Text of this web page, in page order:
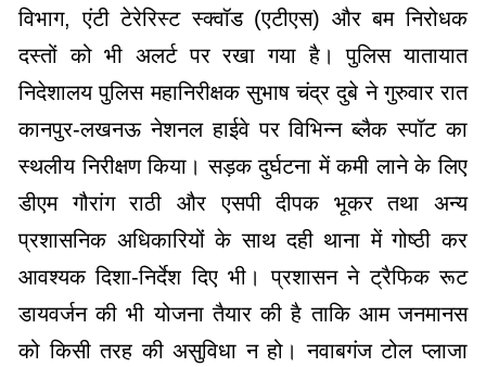
विभाग, एंटी टेरेरिस्ट स्क्वॉड (एटीएस) और बम निरोधक
दस्तों को भी अलर्ट पर रखा गया है। पुलिस यातायात
निदेशालय पुलिस महानिरीक्षक सुभाष चंद्र दुबे ने गुरुवार रात
कानपुर-लखनऊ नेशनल हाईवे पर विभिन्न ब्लैक स्पॉट का
स्थलीय निरीक्षण किया। सड़क दुर्घटना में कमी लाने के लिए
डीएम गौरांग राठी और एसपी दीपक भूकर तथा अन्य
प्रशासनिक अधिकारियों के साथ दही थाना में गोष्ठी कर
आवश्यक दिशा-निर्देश दिए भी। प्रशासन ने ट्रैफिक रूट
डायवर्जन की भी योजना तैयार की है ताकि आम जनमानस
को किसी तरह की असुविधा न हो। नवाबगंज टोल प्लाजा